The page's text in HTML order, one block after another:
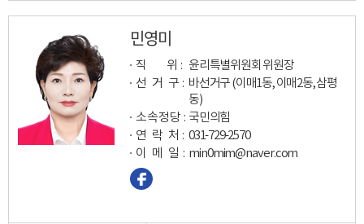
민영미
직 위 : 윤리특별위원회 위원장
선 거 구 : 바선거구 (이매1동, 이매2동, 삼평
동)
소속정당 : 국민의힘
연 락 처 : 031-729-2570
이 메 일 : min0mim@naver.com